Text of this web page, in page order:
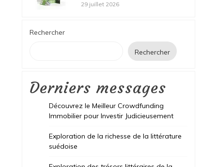
29 juillet 2026
Rechercher
Rechercher
Derniers messages
Découvrez le Meilleur Crowdfunding
Immobilier pour Investir Judicieusement
Exploration de la richesse de la littérature
suédoise